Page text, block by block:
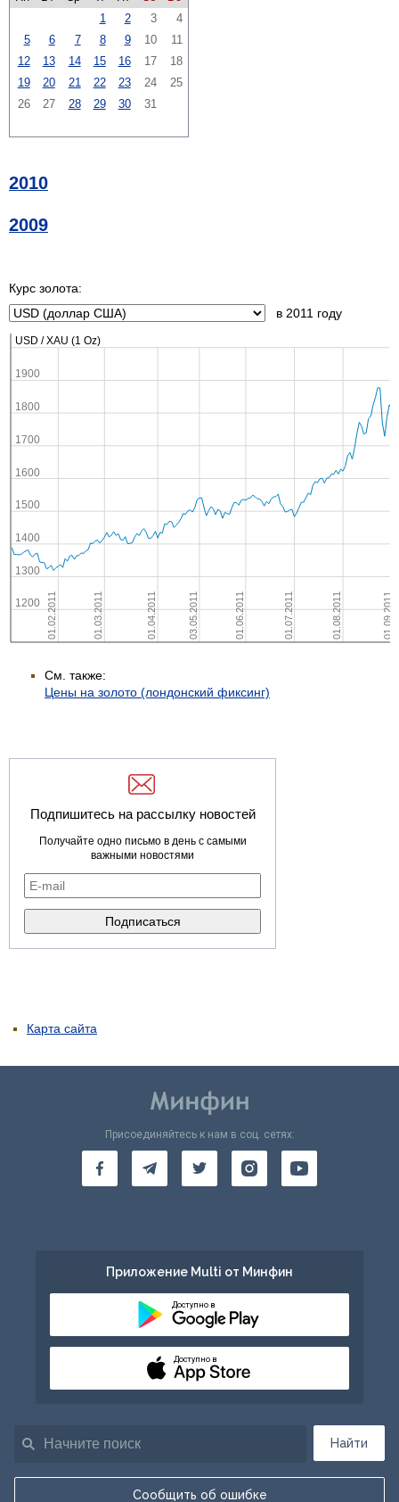
1
2 3
4
5
6 7 8 9 10
11
12
13 14 15 16 17
18
19
20 21 22 23 24
25
26
27 28 29 30 31
2010
2009
Курс золота:
в 2011 году
См. также:
Цены на золото (лондонский фиксинг)
Подпишитесь на рассылку новостей
Получайте одно письмо в день с самыми
важными новостями
Карта сайта
Найти
Сообщить об ошибке
Присоединяйтесь к нам в соц. сетях:
Приложение Multi от Минфин
Доступно в
Доступно в